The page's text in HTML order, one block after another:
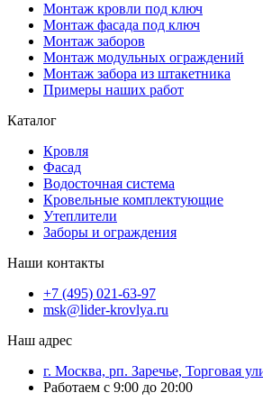
Монтаж кровли под ключ
Монтаж фасада под ключ
Монтаж заборов
Монтаж модульных ограждений
Монтаж забора из штакетника
Примеры наших работ
Каталог
Кровля
Фасад
Водосточная система
Кровельные комплектующие
Утеплители
Заборы и ограждения
Наши контакты
+7 (495) 021-63-97
msk@lider-krovlya.ru
Наш адрес
г. Москва, рп. Заречье, Торговая
Работаем с 9:00 до 20:00